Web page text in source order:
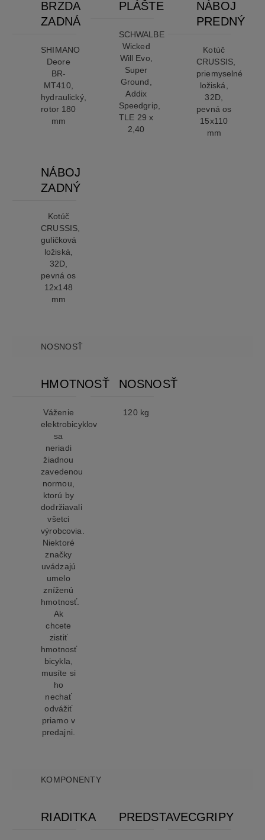
BRZDA
ZADNÁ
SHIMANO
Deore
BR-
MT410,
hydraulický,
rotor 180
mm
PLÁŠTE
SCHWALBE
Wicked
Will Evo,
Super
Ground,
Addix
Speedgrip,
TLE 29 x
2,40
NÁBOJ
PREDNÝ
Kotúč
CRUSSIS,
priemyselné
ložiská,
32D,
pevná os
15x110
mm
NÁBOJ
ZADNÝ
Kotúč
CRUSSIS,
guličková
ložiská,
32D,
pevná os
12x148
mm
NOSNOSŤ
HMOTNOSŤ
Váženie
elektrobicyklov
sa
neriadi
žiadnou
zavedenou
normou,
ktorú by
dodržiavali
všetci
výrobcovia.
Niektoré
značky
uvádzajú
umelo
zníženú
hmotnosť.
Ak
chcete
zistiť
hmotnosť
bicykla,
musíte si
ho
nechať
odvážiť
priamo v
predajni.
NOSNOSŤ
120 kg
KOMPONENTY
RIADITKA PREDSTAVECGRIPY